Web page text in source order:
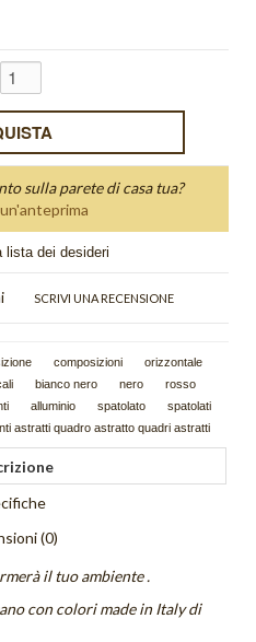
sulla parete di casa tua?
lista dei desideri
SCRIVI UNA RECENSIONE
composizioni
orizzontale
bianco nero nero
rosso
alluminio spatolato
spatolati
astratti quadro astratto quadri astratti
(0)
il tuo ambiente .
con colori made in Italy di